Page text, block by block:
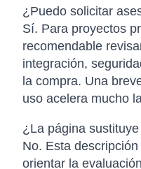
¿Puedo solicitar
Sí. Para proyectos
recomendable
integración,
la compra. Una
uso acelera mucho
¿La página
No. Esta
orientar la